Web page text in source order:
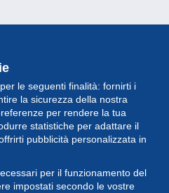
le seguenti finalità: fornirti i
la sicurezza della nostra
per rendere la tua
statistiche per adattare il
pubblicità personalizzata in
per il funzionamento del
impostati secondo le vostre